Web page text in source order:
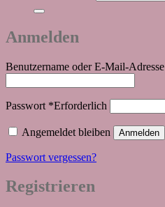
Anmelden
Benutzername oder E-Mail-Adresse
Passwort *Erforderlich
Angemeldet bleiben Anmelden
Passwort vergessen?
Registrieren